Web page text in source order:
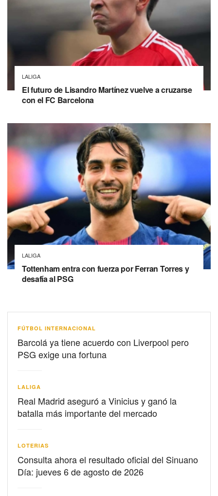
LALIGA
El futuro de Lisandro Martínez vuelve a cruzarse
con el FC Barcelona
LALIGA
Tottenham entra con fuerza por Ferran Torres y
desafía al PSG
FÚTBOL INTERNACIONAL
Barcolá ya tiene acuerdo con Liverpool pero
PSG exige una fortuna
LALIGA
Real Madrid aseguró a Vinicius y ganó la
batalla más importante del mercado
LOTERIAS
Consulta ahora el resultado oficial del Sinuano
Día: jueves 6 de agosto de 2026